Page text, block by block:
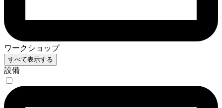
ワークショップ
すべて表示する
設備